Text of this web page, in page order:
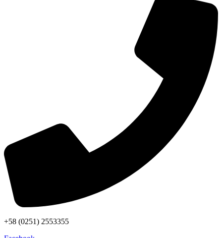
+58 (0251) 2553355